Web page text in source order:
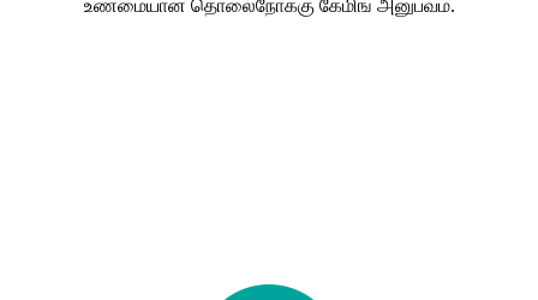
உண்மையான தொலைநோக்கு கேமிங் அனுபவம்.